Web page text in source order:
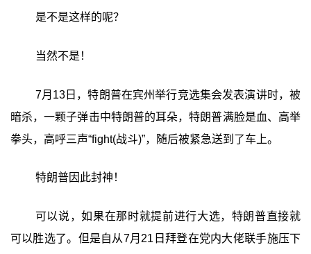
是不是这样的呢？
当然不是！
7月13日，特朗普在宾州举行竞选集会发表演讲时，被
暗杀，一颗子弹击中特朗普的耳朵，特朗普满脸是血、高举
拳头，高呼三声“fight(战斗)”，随后被紧急送到了车上。
特朗普因此封神！
可以说，如果在那时就提前进行大选，特朗普直接就
可以胜选了。但是自从7月21日拜登在党内大佬联手施压下